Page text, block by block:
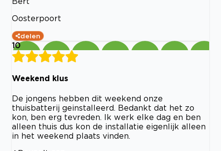
Oosterpoort
delen
10
Weekend klus
De jongens hebben dit weekend onze
thuisbatterij geinstalleerd. Bedankt dat het zo
kon, ben erg tevreden. Ik werk elke dag en ben
alleen thuis dus kon de installatie eigenlijk alleen
in het weekend plaats vinden.